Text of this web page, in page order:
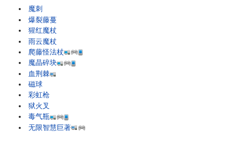
魔刺
爆裂藤蔓
猩红魔杖
雨云魔杖
爬藤怪法杖
魔晶碎块
血荆棘
磁球
彩虹枪
狱火叉
毒气瓶
无限智慧巨著